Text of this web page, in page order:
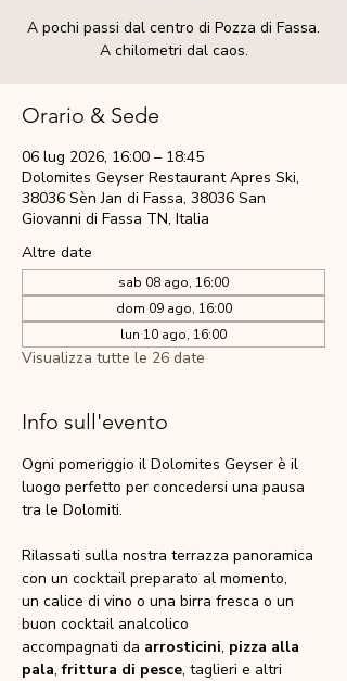
A pochi passi dal centro di Pozza di Fassa.
A chilometri dal caos.
Orario & Sede
06 lug 2026, 16:00 – 18:45
Dolomites Geyser Restaurant Apres Ski,
38036 Sèn Jan di Fassa, 38036 San
Giovanni di Fassa TN, Italia
Altre date
sab 08 ago, 16:00
dom 09 ago, 16:00
lun 10 ago, 16:00
Visualizza tutte le 26 date
Info sull'evento
Ogni pomeriggio il Dolomites Geyser è il
luogo perfetto per concedersi una pausa
tra le Dolomiti.
Rilassati sulla nostra terrazza panoramica
con un cocktail preparato al momento,
un calice di vino o una birra fresca o un
buon cocktail analcolico
accompagnati da arrosticini, pizza alla
pala, frittura di pesce, taglieri e altri